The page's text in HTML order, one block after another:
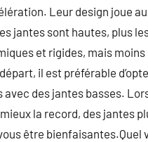
Leur design joue
jantes sont hautes, plus
et rigides, mais moins
il est préférable
avec des jantes basses.
la record, des jantes
être bienfaisantes.Quel